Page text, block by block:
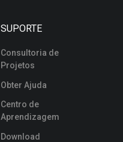
SUPORTE
Consultoria de
Projetos
Download
Obter Ajuda
Centro de
Aprendizagem